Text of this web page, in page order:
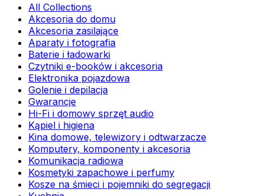
All Collections
Akcesoria do domu
Akcesoria zasilające
Aparaty i fotografia
Baterie i ładowarki
Czytniki e-booków i akcesoria
Elektronika pojazdowa
Golenie i depilacja
Gwarancje
Hi-Fi i domowy sprzęt audio
Kąpiel i higiena
Kina domowe, telewizory i odtwarzacze
Komputery, komponenty i akcesoria
Komunikacja radiowa
Kosmetyki zapachowe i perfumy
Kosze na śmieci i pojemniki do segregacji